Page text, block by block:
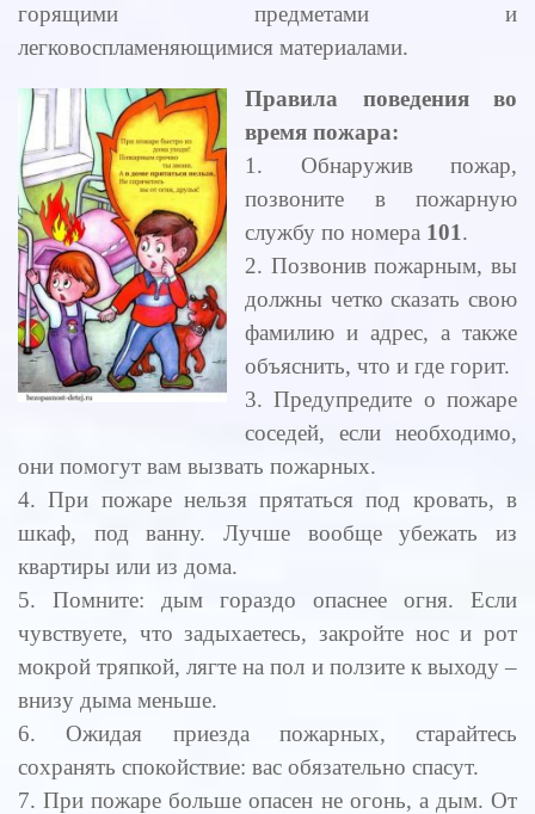
горящими предметами и
легковоспламеняющимися материалами.
Правила поведения во
время пожара:
1. Обнаружив пожар,
позвоните в пожарную
службу по номера 101.
2. Позвонив пожарным, вы
должны четко сказать свою
фамилию и адрес, а также
объяснить, что и где горит.
3. Предупредите о пожаре
соседей, если необходимо,
они помогут вам вызвать пожарных.
4. При пожаре нельзя прятаться под кровать, в
шкаф, под ванну. Лучше вообще убежать из
квартиры или из дома.
5. Помните: дым гораздо опаснее огня. Если
чувствуете, что задыхаетесь, закройте нос и рот
мокрой тряпкой, лягте на пол и ползите к выходу –
внизу дыма меньше.
6. Ожидая приезда пожарных, старайтесь
сохранять спокойствие: вас обязательно спасут.
7. При пожаре больше опасен не огонь, а дым. От